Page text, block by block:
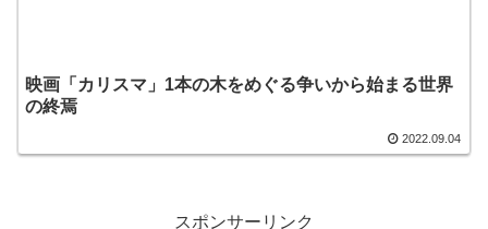
映画「カリスマ」1本の木をめぐる争いから始まる世界
の終焉
2022.09.04
スポンサーリンク